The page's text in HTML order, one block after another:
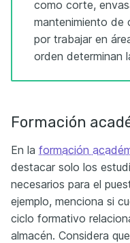
como corte,
mantenimiento de
por trabajar en
orden determinan
Formación
En la formación
destacar solo los
necesarios para el
ejemplo, menciona si
ciclo formativo
almacén. Considera